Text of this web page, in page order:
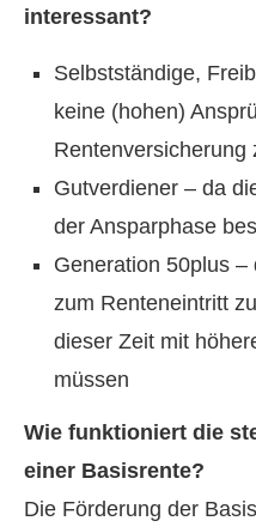
interessant?
Selbstständige,
keine (hohen)
Rentenversicherung
Gutverdiener – da
der Ansparphase
Generation 50plus
zum Renteneintritt
dieser Zeit mit
müssen
Wie funktioniert die
einer Basisrente?
Die Förderung der